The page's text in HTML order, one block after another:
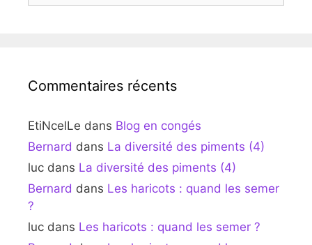
Commentaires récents
EtiNcelLe dans Blog en congés
Bernard dans La diversité des piments (4)
luc dans La diversité des piments (4)
Bernard dans Les haricots : quand les semer
?
luc dans Les haricots : quand les semer ?